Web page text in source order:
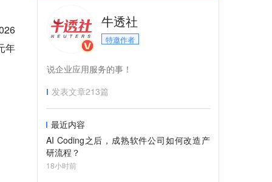
年
牛透社
特邀作者
说企业应用服务的事！
发表文章213篇
最近内容
AI Coding之后，成熟软件公司如何改造产
研流程？
18小时前